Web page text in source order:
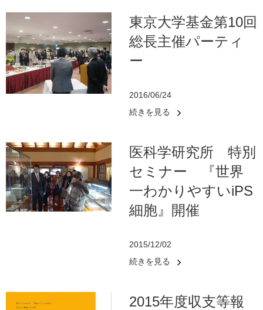
東京大学基金第10回
総長主催パーティ
ー
2016/06/24
続きを見る
医科学研究所 特別
セミナー 『世界
一わかりやすいiPS
細胞』開催
2015/12/02
続きを見る
2015年度収支等報